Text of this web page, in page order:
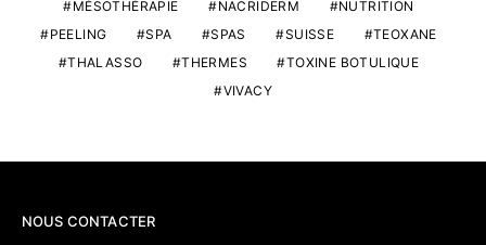
MÉSOTHÉRAPIE
NACRIDERM
NUTRITION
PEELING
SPA SPAS SUISSE
TEOXANE
THALASSO
THERMES
TOXINE BOTULIQUE
VIVACY
NOUS CONTACTER